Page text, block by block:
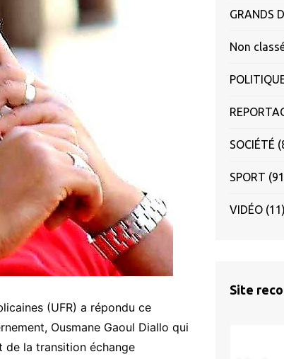
(UFR) a répondu ce
Ousmane Gaoul Diallo qui
de la transition échange
GRANDS
Non
SOCIÉTÉ
SPORT
VIDÉO (11)
Site